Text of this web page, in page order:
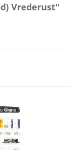
Vrederust"